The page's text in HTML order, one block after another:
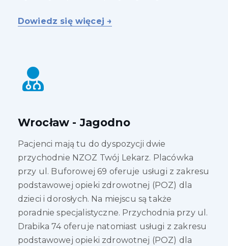
Dowiedz się więcej →
Wrocław - Jagodno
Pacjenci mają tu do dyspozycji dwie
przychodnie NZOZ Twój Lekarz. Placówka
przy ul. Buforowej 69 oferuje usługi z zakresu
podstawowej opieki zdrowotnej (POZ) dla
dzieci i dorosłych. Na miejscu są także
poradnie specjalistyczne. Przychodnia przy ul.
Drabika 74 oferuje natomiast usługi z zakresu
podstawowej opieki zdrowotnej (POZ) dla